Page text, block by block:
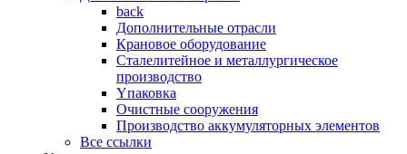
back
Дополнительные отрасли
Крановое оборудование
Сталелитейное и металлургическое
производство
Yпаковка
Очистные сооружения
Производство аккумуляторных элементов
Все ссылки